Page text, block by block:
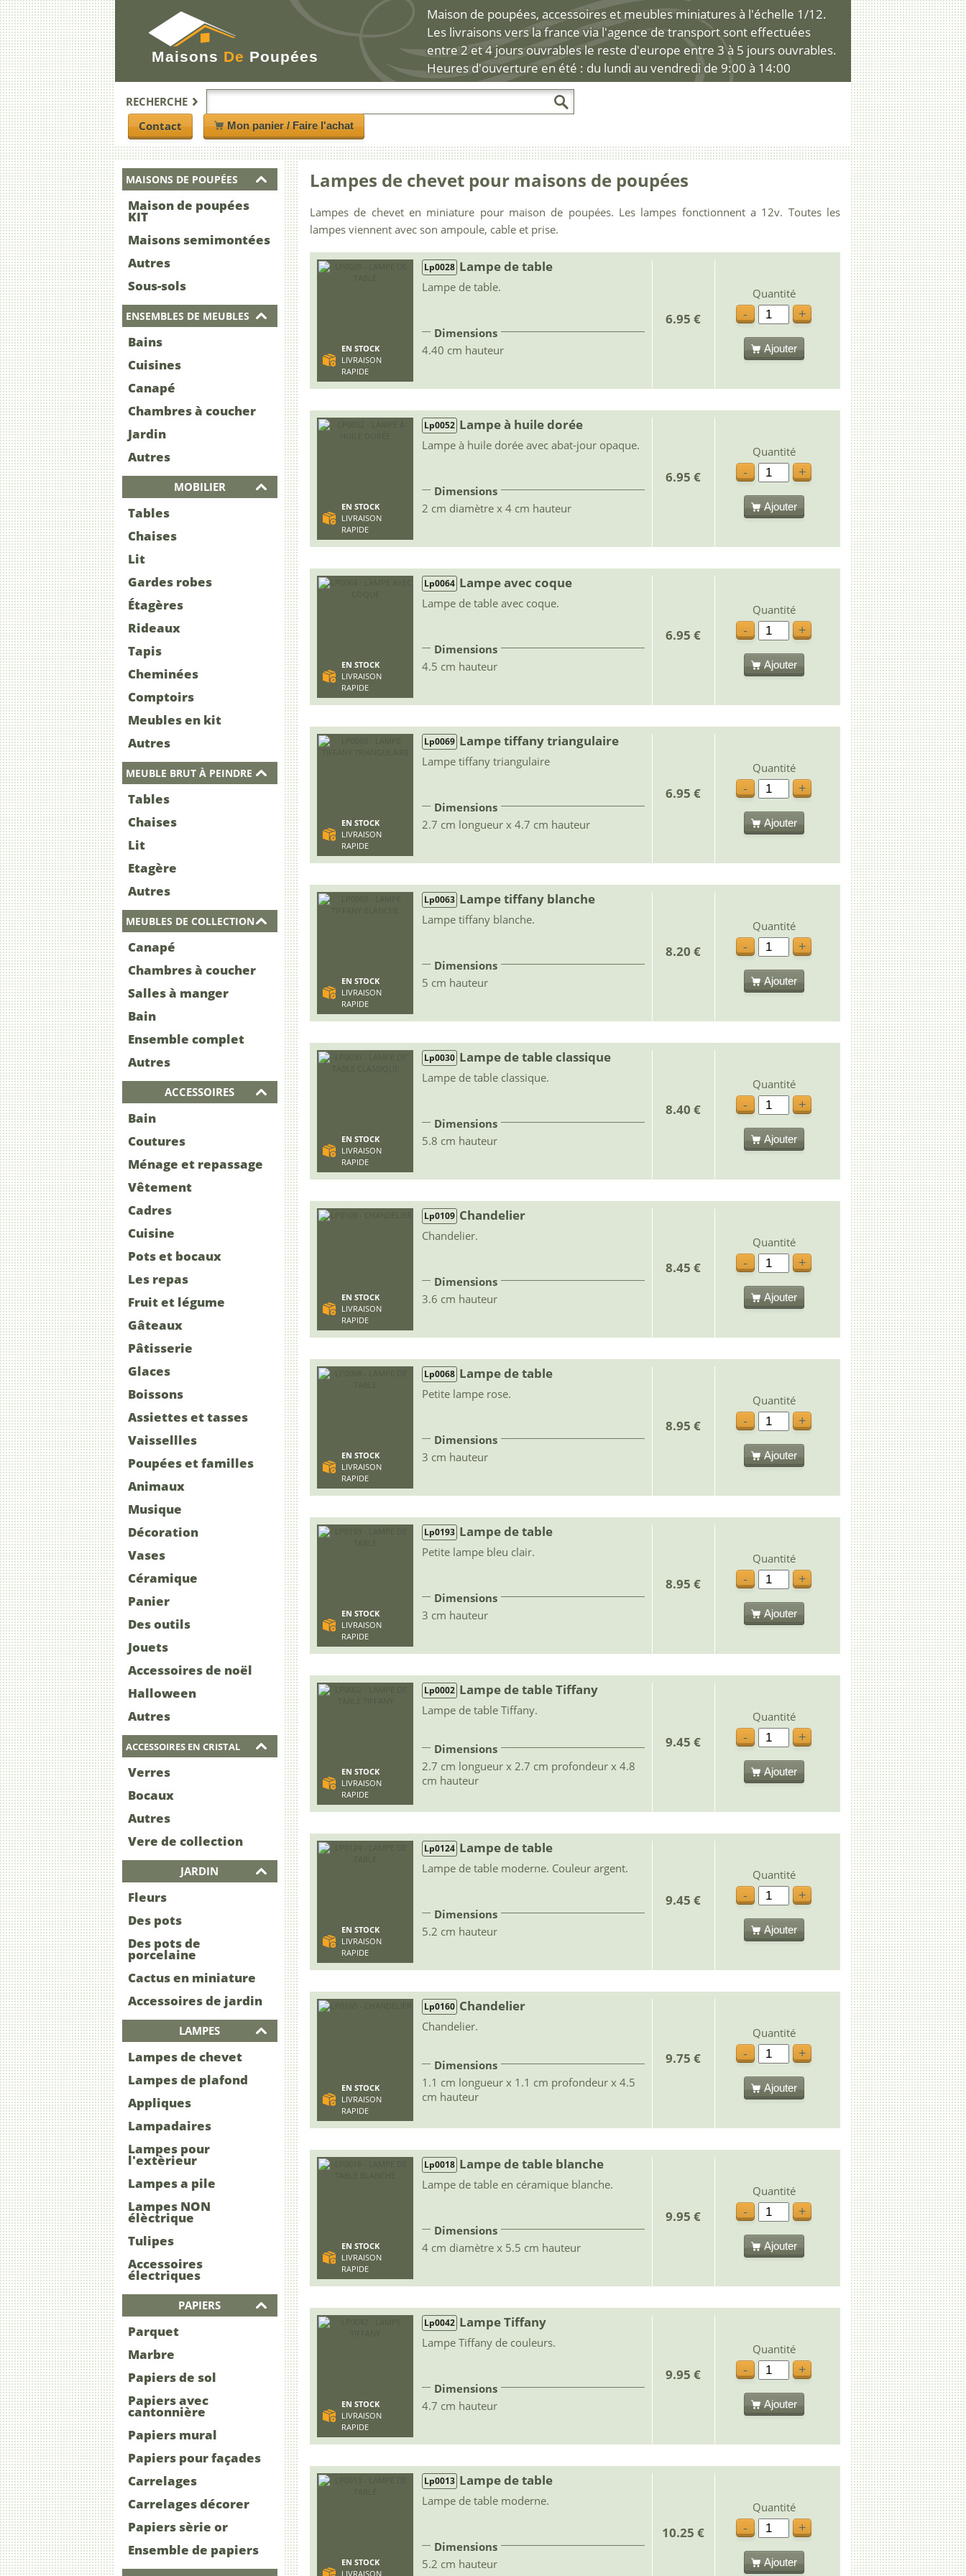
Maisons De Poupées
Maison de poupées, accessoires et meubles miniatures à l'échelle 1/12.
Les livraisons vers la france via l'agence de transport sont effectuées
entre 2 et 4 jours ouvrables le reste d'europe entre 3 à 5 jours ouvrables.
Heures d'ouverture en été : du lundi au vendredi de 9:00 à 14:00
RECHERCHE
Contact
Mon panier / Faire l'achat
MAISONS DE POUPÉES
Maison de poupées
KIT
Maisons semimontées
Autres
Sous-sols
ENSEMBLES DE MEUBLES
Bains
Cuisines
Canapé
Chambres à coucher
Jardin
Autres
MOBILIER
Tables
Chaises
Lit
Gardes robes
Étagères
Rideaux
Tapis
Cheminées
Comptoirs
Meubles en kit
Autres
MEUBLE BRUT À PEINDRE
Tables
Chaises
Lit
Etagère
Autres
MEUBLES DE COLLECTION
Canapé
Chambres à coucher
Salles à manger
Bain
Ensemble complet
Autres
ACCESSOIRES
Bain
Coutures
Ménage et repassage
Vêtement
Cadres
Cuisine
Pots et bocaux
Les repas
Fruit et légume
Gâteaux
Pâtisserie
Glaces
Boissons
Assiettes et tasses
Vaissellles
Poupées et familles
Animaux
Musique
Décoration
Vases
Céramique
Panier
Des outils
Jouets
Accessoires de noël
Halloween
Autres
ACCESSOIRES EN CRISTAL
Verres
Bocaux
Autres
Vere de collection
JARDIN
Fleurs
Des pots
Des pots de
porcelaine
Cactus en miniature
Accessoires de jardin
LAMPES
Lampes de chevet
Lampes de plafond
Appliques
Lampadaires
Lampes pour
l'extèrieur
Lampes a pile
Lampes NON
élèctrique
Tulipes
Accessoires
électriques
PAPIERS
Parquet
Marbre
Papiers de sol
Papiers avec
cantonnière
Papiers mural
Papiers pour façades
Carrelages
Carrelages décorer
Papiers sèrie or
Ensemble de papiers
Lampes de chevet pour maisons de poupées
Lampes de chevet en miniature pour maison de poupées. Les lampes fonctionnent a 12v. Toutes les
lampes viennent avec son ampoule, cable et prise.
EN STOCK
LIVRAISON
RAPIDE
Lp0028 Lampe de table
Lampe de table.
Dimensions
4.40 cm hauteur
6.95 €
Quantité
-
+
Ajouter
EN STOCK
LIVRAISON
RAPIDE
Lp0052 Lampe à huile dorée
Lampe à huile dorée avec abat-jour opaque.
Dimensions
2 cm diamètre x 4 cm hauteur
6.95 €
Quantité
-
+
Ajouter
EN STOCK
LIVRAISON
RAPIDE
Lp0064 Lampe avec coque
Lampe de table avec coque.
Dimensions
4.5 cm hauteur
6.95 €
Quantité
-
+
Ajouter
EN STOCK
LIVRAISON
RAPIDE
Lp0069 Lampe tiffany triangulaire
Lampe tiffany triangulaire
Dimensions
2.7 cm longueur x 4.7 cm hauteur
6.95 €
Quantité
-
+
Ajouter
EN STOCK
LIVRAISON
RAPIDE
Lp0063 Lampe tiffany blanche
Lampe tiffany blanche.
Dimensions
5 cm hauteur
8.20 €
Quantité
-
+
Ajouter
EN STOCK
LIVRAISON
RAPIDE
Lp0030 Lampe de table classique
Lampe de table classique.
Dimensions
5.8 cm hauteur
8.40 €
Quantité
-
+
Ajouter
EN STOCK
LIVRAISON
RAPIDE
Lp0109 Chandelier
Chandelier.
Dimensions
3.6 cm hauteur
8.45 €
Quantité
-
+
Ajouter
EN STOCK
LIVRAISON
RAPIDE
Lp0068 Lampe de table
Petite lampe rose.
Dimensions
3 cm hauteur
8.95 €
Quantité
-
+
Ajouter
EN STOCK
LIVRAISON
RAPIDE
Lp0193 Lampe de table
Petite lampe bleu clair.
Dimensions
3 cm hauteur
8.95 €
Quantité
-
+
Ajouter
EN STOCK
LIVRAISON
RAPIDE
Lp0002 Lampe de table Tiffany
Lampe de table Tiffany.
Dimensions
2.7 cm longueur x 2.7 cm profondeur x 4.8
cm hauteur
9.45 €
Quantité
-
+
Ajouter
EN STOCK
LIVRAISON
RAPIDE
Lp0124 Lampe de table
Lampe de table moderne. Couleur argent.
Dimensions
5.2 cm hauteur
9.45 €
Quantité
-
+
Ajouter
EN STOCK
LIVRAISON
RAPIDE
Lp0160 Chandelier
Chandelier.
Dimensions
1.1 cm longueur x 1.1 cm profondeur x 4.5
cm hauteur
9.75 €
Quantité
-
+
Ajouter
EN STOCK
LIVRAISON
RAPIDE
Lp0018 Lampe de table blanche
Lampe de table en céramique blanche.
Dimensions
4 cm diamètre x 5.5 cm hauteur
9.95 €
Quantité
-
+
Ajouter
EN STOCK
LIVRAISON
RAPIDE
Lp0042 Lampe Tiffany
Lampe Tiffany de couleurs.
Dimensions
4.7 cm hauteur
9.95 €
Quantité
-
+
Ajouter
EN STOCK
LIVRAISON
Lp0013 Lampe de table
Lampe de table moderne.
Dimensions
5.2 cm hauteur
10.25 €
Quantité
-
+
Ajouter